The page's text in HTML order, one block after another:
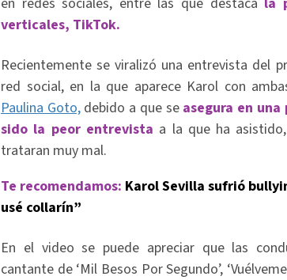
verticales, TikTok.
Recientemente se viralizó una entrevista del
red social, en la que aparece Karol con
Paulina Goto,debido a que se asegura en
sido la peor entrevista a la que ha
trataran muy mal.
Te recomendamos: Karol Sevilla sufrió
usé collarín”
En el video se puede apreciar que las
cantante de ‘Mil Besos Por Segundo’,